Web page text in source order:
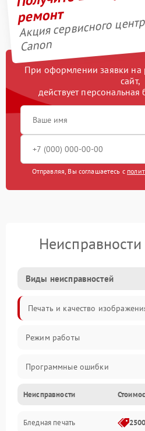
ремонт
Акция сервисного
Canon
При оформлении заявки на
сайт,
действует персональная
Отправляя, Вы соглашаетесь с
Виды неисправностей
Печать и качество
Режим работы
Программные ошибки
Картриджи и расходники
Сканер и копирование
Неисправности
Бледная печать